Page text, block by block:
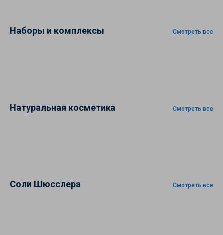
Наборы и комплексы Смотреть все
Натуральная косметика Смотреть все
Соли Шюсслера Смотреть все